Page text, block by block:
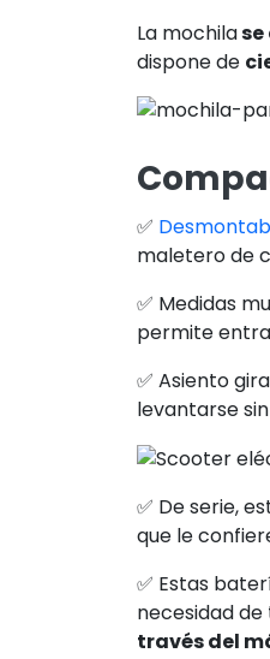
La mochila
dispone de
✅
maletero de
✅ Medidas
permite
✅ Asiento
levantarse
✅ De serie,
que le
✅ Estas
necesidad
través del